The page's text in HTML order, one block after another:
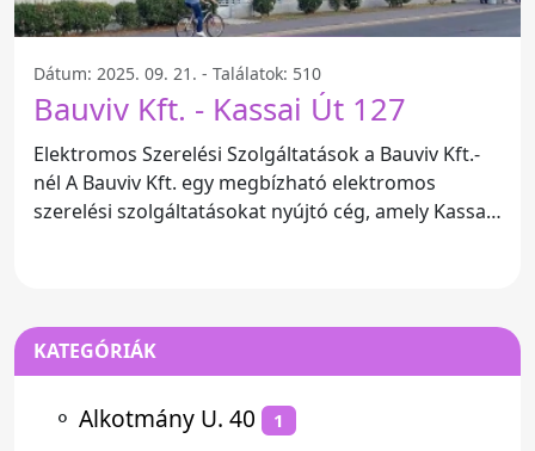
Dátum: 2025. 09. 21. - Találatok: 510
Bauviv Kft. - Kassai Út 127
Elektromos Szerelési Szolgáltatások a Bauviv Kft.-
nél A Bauviv Kft. egy megbízható elektromos
szerelési szolgáltatásokat nyújtó cég, amely Kassai
KATEGÓRIÁK
⚬ Alkotmány U. 40 1